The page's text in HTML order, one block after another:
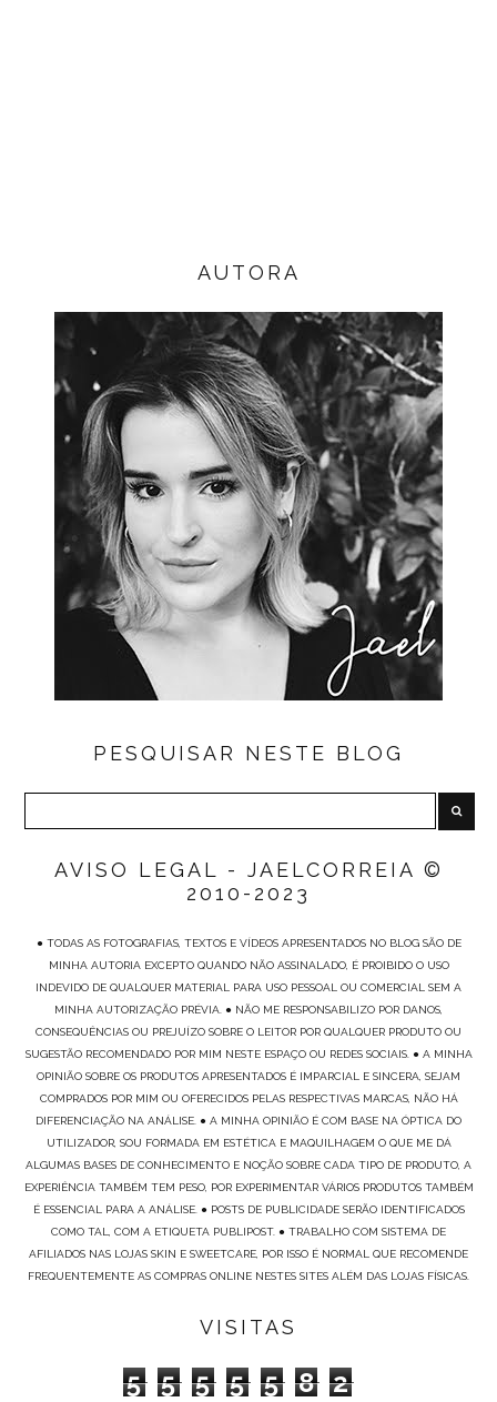
AUTORA
PESQUISAR NESTE BLOG
AVISO LEGAL - JAELCORREIA ©
2010-2023
● TODAS AS FOTOGRAFIAS, TEXTOS E VÍDEOS APRESENTADOS NO BLOG SÃO DE
MINHA AUTORIA EXCEPTO QUANDO NÃO ASSINALADO, É PROIBIDO O USO
INDEVIDO DE QUALQUER MATERIAL PARA USO PESSOAL OU COMERCIAL SEM A
MINHA AUTORIZAÇÃO PRÉVIA. ● NÃO ME RESPONSABILIZO POR DANOS,
CONSEQUÊNCIAS OU PREJUÍZO SOBRE O LEITOR POR QUALQUER PRODUTO OU
SUGESTÃO RECOMENDADO POR MIM NESTE ESPAÇO OU REDES SOCIAIS. ● A MINHA
OPINIÃO SOBRE OS PRODUTOS APRESENTADOS É IMPARCIAL E SINCERA, SEJAM
COMPRADOS POR MIM OU OFERECIDOS PELAS RESPECTIVAS MARCAS, NÃO HÁ
DIFERENCIAÇÃO NA ANÁLISE. ● A MINHA OPINIÃO É COM BASE NA ÓPTICA DO
UTILIZADOR, SOU FORMADA EM ESTÉTICA E MAQUILHAGEM O QUE ME DÁ
ALGUMAS BASES DE CONHECIMENTO E NOÇÃO SOBRE CADA TIPO DE PRODUTO, A
EXPERIÊNCIA TAMBÉM TEM PESO, POR EXPERIMENTAR VÁRIOS PRODUTOS TAMBÉM
É ESSENCIAL PARA A ANÁLISE. ● POSTS DE PUBLICIDADE SERÃO IDENTIFICADOS
COMO TAL, COM A ETIQUETA PUBLIPOST. ● TRABALHO COM SISTEMA DE
AFILIADOS NAS LOJAS SKIN E SWEETCARE, POR ISSO É NORMAL QUE RECOMENDE
FREQUENTEMENTE AS COMPRAS ONLINE NESTES SITES ALÉM DAS LOJAS FÍSICAS.
VISITAS
5 5 5 5 5 8 2